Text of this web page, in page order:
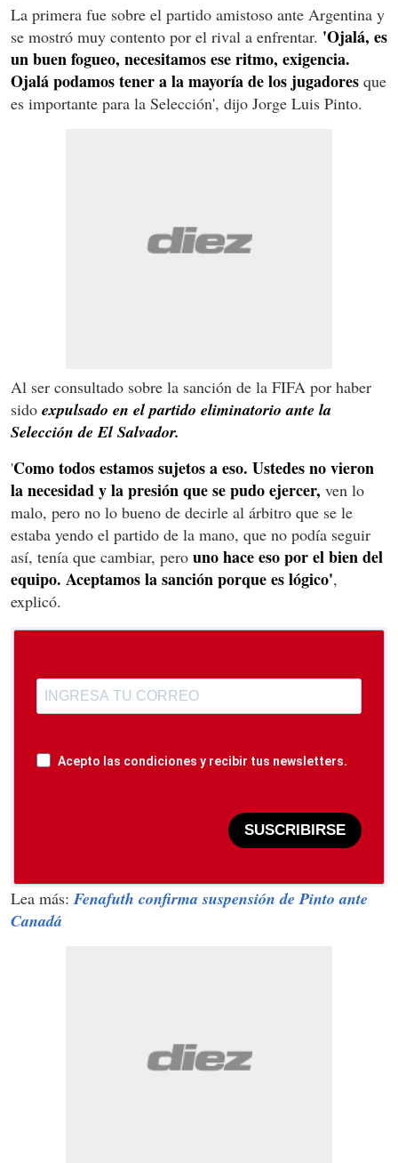
La primera fue sobre el partido amistoso ante Argentina y
se mostró muy contento por el rival a enfrentar. 'Ojalá, es
un buen fogueo, necesitamos ese ritmo, exigencia.
Ojalá podamos tener a la mayoría de los jugadores que
es importante para la Selección', dijo Jorge Luis Pinto.
Al ser consultado sobre la sanción de la FIFA por haber
sido expulsado en el partido eliminatorio ante la
Selección de El Salvador.
'Como todos estamos sujetos a eso. Ustedes no vieron
la necesidad y la presión que se pudo ejercer, ven lo
malo, pero no lo bueno de decirle al árbitro que se le
estaba yendo el partido de la mano, que no podía seguir
así, tenía que cambiar, pero uno hace eso por el bien del
equipo. Aceptamos la sanción porque es lógico',
explicó.
Acepto las condiciones y recibir tus newsletters.
SUSCRIBIRSE
Lea más: Fenafuth confirma suspensión de Pinto ante
Canadá